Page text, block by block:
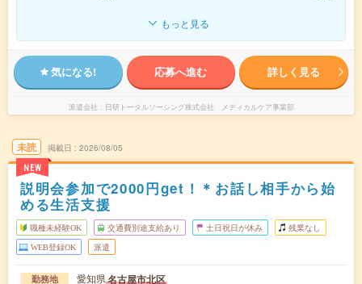
もっと見る
気になる! 応募へ進む 詳しく見る
派遣会社 日研トータルソーシング株式会社 メディカルケア事業部
未読
NEW
掲載日 2026/08/05
説明会参加で2000円get！＊お話し相手から始
める生活支援
職種未経験OK 交通費別途支給あり 土日祝日が休み 残業なし
WEB登録OK 派遣
勤務地 愛知県名古屋市北区